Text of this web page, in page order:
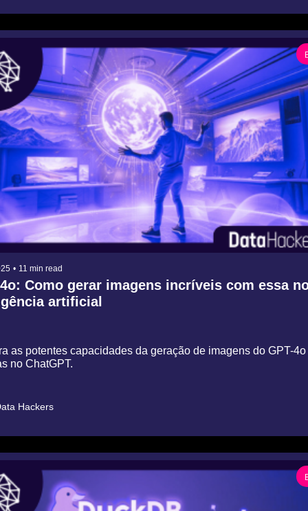
• 11 min read
Como gerar imagens incríveis com essa
artificial
as potentes capacidades da geração de imagens do GPT-4o
no ChatGPT.
Hackers